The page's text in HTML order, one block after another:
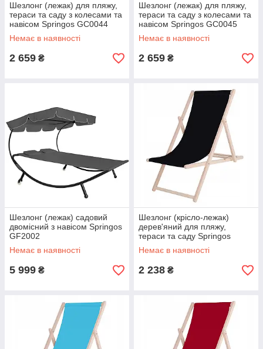
Шезлонг (лежак) для пляжу,
тераси та саду з колесами та
навісом Springos GC0044
Немає в наявності
2 659 ₴
Шезлонг (лежак) для пляжу,
тераси та саду з колесами та
навісом Springos GC0045
Немає в наявності
2 659 ₴
Шезлонг (лежак) садовий
двомісний з навісом Springos
GF2002
Немає в наявності
5 999 ₴
Шезлонг (крісло-лежак)
дерев'яний для пляжу,
тераси та саду Springos
DC0001 BL
Немає в наявності
2 238 ₴